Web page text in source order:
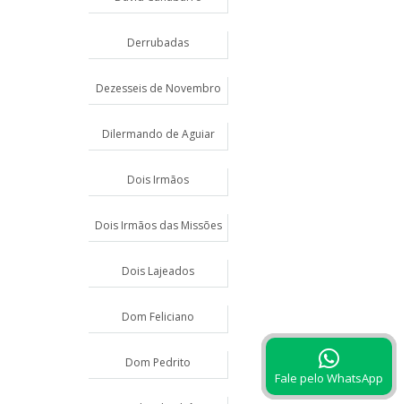
Derrubadas
Dezesseis de Novembro
Dilermando de Aguiar
Dois Irmãos
Dois Irmãos das Missões
Dois Lajeados
Dom Feliciano
Dom Pedrito
Fale pelo WhatsApp